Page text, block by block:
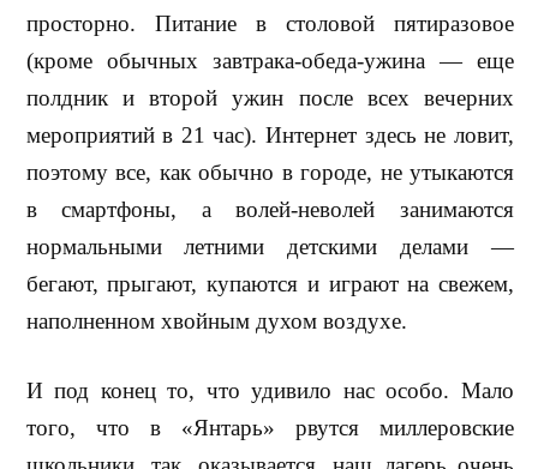
просторно. Питание в столовой пятиразовое
(кроме обычных завтрака-обеда-ужина — еще
полдник и второй ужин после всех вечерних
мероприятий в 21 час). Интернет здесь не ловит,
поэтому все, как обычно в городе, не утыкаются
в смартфоны, а волей-неволей занимаются
нормальными летними детскими делами —
бегают, прыгают, купаются и играют на свежем,
наполненном хвойным духом воздухе.
И под конец то, что удивило нас особо. Мало
того, что в «Янтарь» рвутся миллеровские